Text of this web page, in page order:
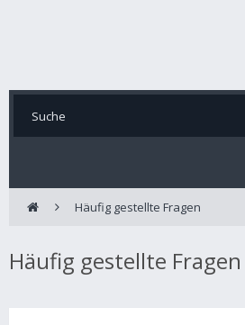
Häufig gestellte Fragen
Häufig gestellte Fragen